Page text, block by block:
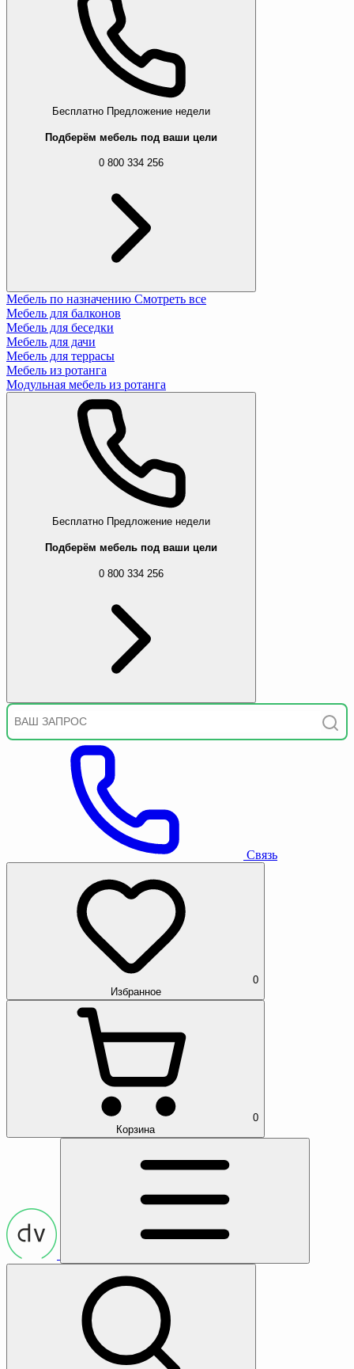
Бесплатно Предложение недели
Подберём мебель под ваши цели
0 800 334 256
Мебель по назначению Смотреть все
Мебель для балконов
Мебель для беседки
Мебель для дачи
Мебель для террасы
Мебель из ротанга
Модульная мебель из ротанга
Бесплатно Предложение недели
Подберём мебель под ваши цели
0 800 334 256
Связь
0
Избранное
0
Корзина